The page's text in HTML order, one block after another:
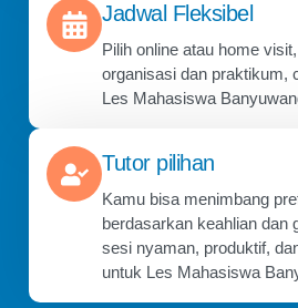
Jadwal Fleksibel
Pilih online atau home
organisasi dan praktikum,
Les Mahasiswa
Tutor pilihan
Kamu bisa menimbang
berdasarkan keahlian dan
sesi nyaman, produktif,
untuk Les Mahasiswa